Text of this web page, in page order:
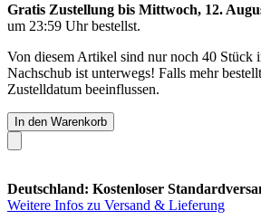
Gratis Zustellung bis Mittwoch, 12.
um 23:59 Uhrbestellst.
Von diesem Artikel sind nur noch 40 Stück
Nachschub ist unterwegs! Falls mehr
Zustelldatum beeinflussen.
In den Warenkorb
Deutschland: Kostenloser
Weitere Infos zu Versand & Lieferung